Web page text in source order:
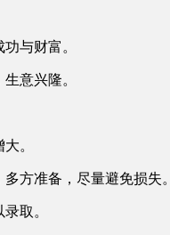
与财富。
意兴隆。
。
方准备，尽量避免损失。
取。